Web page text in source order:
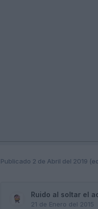
Publicado 2 de Abril del 2019